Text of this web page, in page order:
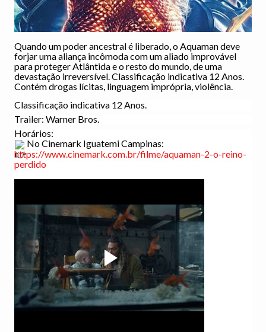
Quando um poder ancestral é liberado, o Aquaman deve
forjar uma aliança incômoda com um aliado improvável
para proteger Atlântida e o resto do mundo, de uma
devastação irreversível. Classificação indicativa 12 Anos.
Contém drogas lícitas, linguagem imprópria, violência.
Classificação indicativa 12 Anos.
Trailer: Warner Bros.
Horários:
No Cinemark Iguatemi Campinas:
https://www.cinemark.com.br/filme/aquaman-2-o-reino-
perdido